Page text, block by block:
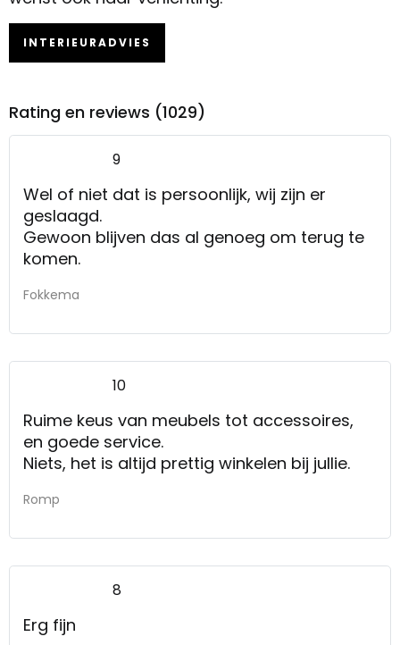
INTERIEURADVIES
Rating en reviews (1029)
9
Wel of niet dat is persoonlijk, wij zijn er
geslaagd.
Gewoon blijven das al genoeg om terug te
komen.
Fokkema
10
Ruime keus van meubels tot accessoires,
en goede service.
Niets, het is altijd prettig winkelen bij jullie.
Romp
8
Erg fijn